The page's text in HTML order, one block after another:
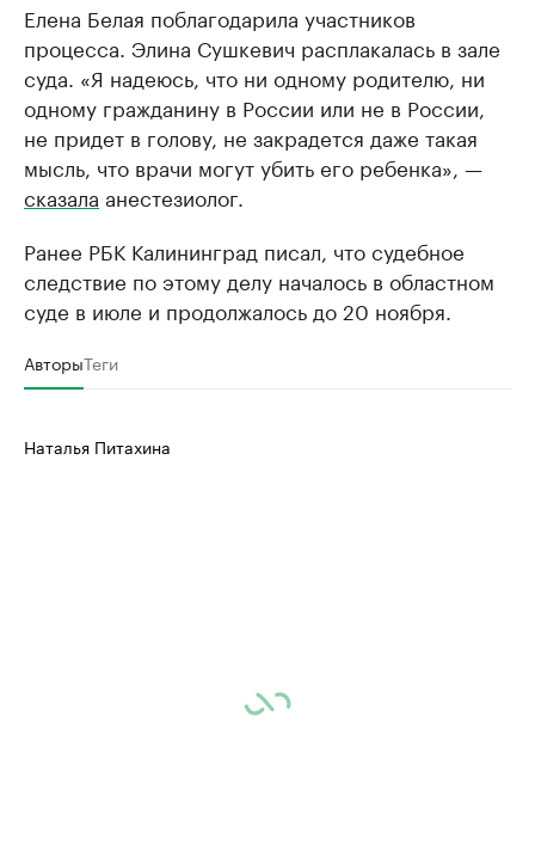
Елена Белая поблагодарила участников
процесса. Элина Сушкевич расплакалась в зале
суда. «Я надеюсь, что ни одному родителю, ни
одному гражданину в России или не в России,
не придет в голову, не закрадется даже такая
мысль, что врачи могут убить его ребенка», —
сказала анестезиолог.
Ранее РБК Калининград писал, что судебное
следствие по этому делу началось в областном
суде в июле и продолжалось до 20 ноября.
АвторыТеги
Наталья Питахина